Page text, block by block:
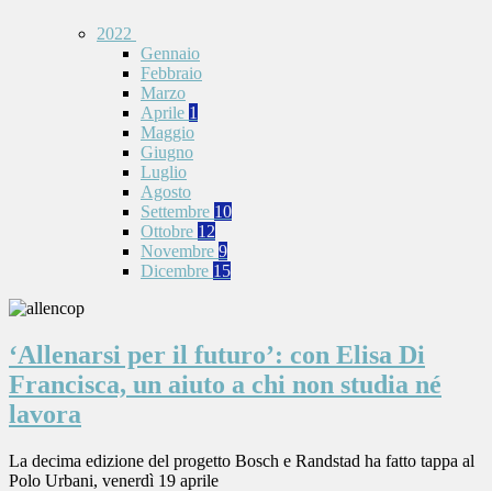
2022
Gennaio
Febbraio
Marzo
Aprile 1
Maggio
Giugno
Luglio
Agosto
Settembre 10
Ottobre 12
Novembre 9
Dicembre 15
‘Allenarsi per il futuro’: con Elisa Di
Francisca, un aiuto a chi non studia né
lavora
La decima edizione del progetto Bosch e Randstad ha fatto tappa al
Polo Urbani, venerdì 19 aprile